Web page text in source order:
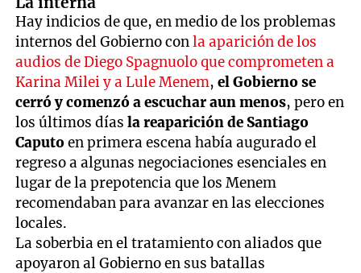
Hay indicios de que, en medio de los problemas
internos del Gobierno conla aparición de los
audios de Diego Spagnuolo que comprometen a
Karina Milei y a Lule Menem,el Gobierno se
cerró y comenzó a escuchar aun menos, pero en
los últimos díasla reaparición de Santiago
Caputoen primera escena había augurado el
regreso a algunas negociaciones esenciales en
lugar de la prepotencia que los Menem
recomendaban para avanzar en las elecciones
locales.
La soberbia en el tratamiento con aliados que
apoyaron al Gobierno en sus batallas